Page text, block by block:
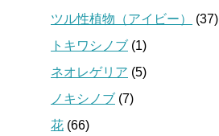
ツル性植物（アイビー）
(37)
トキワシノブ (1)
ネオレゲリア (5)
ノキシノブ (7)
花 (66)